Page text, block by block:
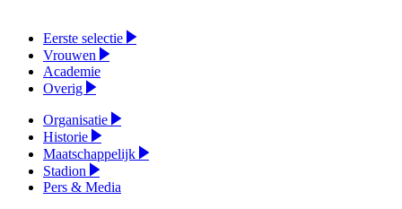
Eerste selectie
Vrouwen
Academie
Overig
Organisatie
Historie
Maatschappelijk
Stadion
Pers & Media